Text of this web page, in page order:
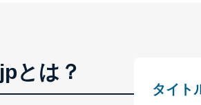
ています。
テムの使用に伴う漏洩等の防止
とは？
タイト